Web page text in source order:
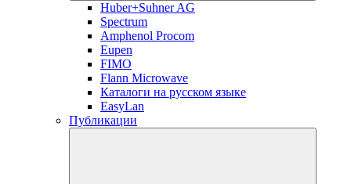
Huber+Suhner AG
Spectrum
Amphenol Procom
Eupen
FIMO
Flann Microwave
Каталоги на русском языке
EasyLan
Публикации